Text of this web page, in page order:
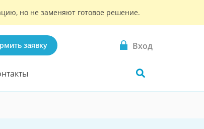
но не заменяют готовое решение.
заявку Вход